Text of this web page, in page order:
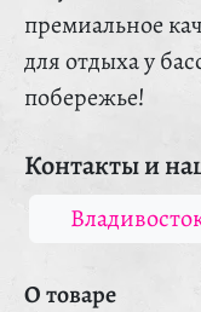
премиальное
для отдыха у
побережье!
Контакты и
О товаре